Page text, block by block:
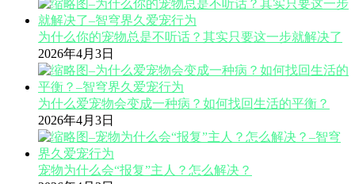
为什么你的宠物总是不听话？其实只要这一步就解决了
2026年4月3日
为什么爱宠物会变成一种病？如何找回生活的平衡？
2026年4月3日
宠物为什么会“报复”主人？怎么解决？